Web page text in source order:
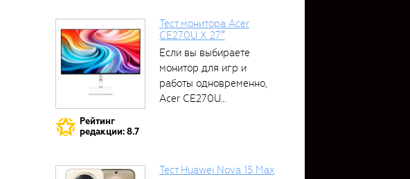
Рейтинг
редакции: 8.7
Тест монитора Acer
CE270U X 27″
Если вы выбираете
монитор для игр и
работы одновременно,
Acer CE270U...
Тест Huawei Nova 15 Max